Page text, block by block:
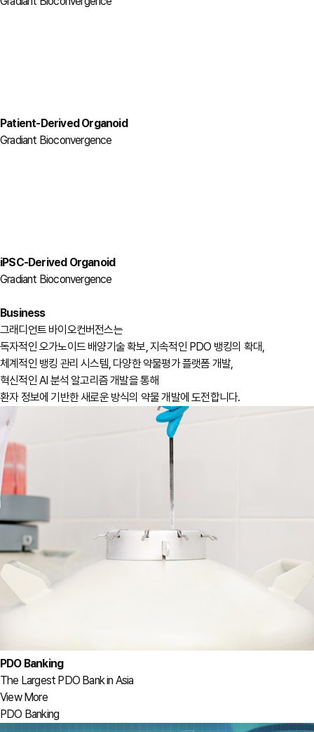
Patient-Derived Organoid
Gradiant Bioconvergence
iPSC-Derived Organoid
Gradiant Bioconvergence
Business
그래디언트 바이오컨버전스는
독자적인 오가노이드 배양기술 확보, 지속적인 PDO 뱅킹의 확대,
체계적인 뱅킹 관리 시스템, 다양한 약물평가 플랫폼 개발,
혁신적인 AI 분석 알고리즘 개발을 통해
환자 정보에 기반한 새로운 방식의 약물 개발에 도전합니다.
PDO Banking
The Largest PDO Bank in Asia
View More
PDO Banking